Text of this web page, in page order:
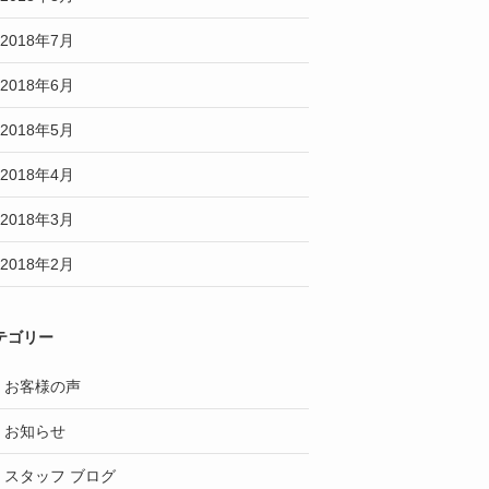
2018年7月
2018年6月
2018年5月
2018年4月
2018年3月
2018年2月
ゴリー
お客様の声
お知らせ
スタッフ ブログ